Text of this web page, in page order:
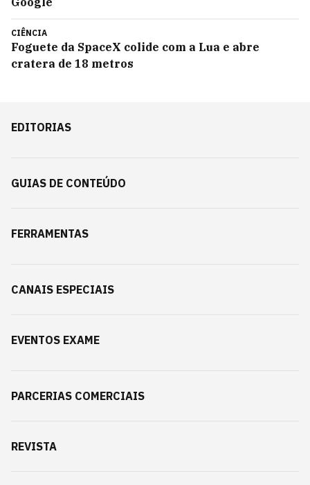
CIÊNCIA
Foguete da SpaceX colide com a Lua e abre
cratera de 18 metros
EDITORIAS
GUIAS DE CONTEÚDO
FERRAMENTAS
CANAIS ESPECIAIS
EVENTOS EXAME
PARCERIAS COMERCIAIS
REVISTA